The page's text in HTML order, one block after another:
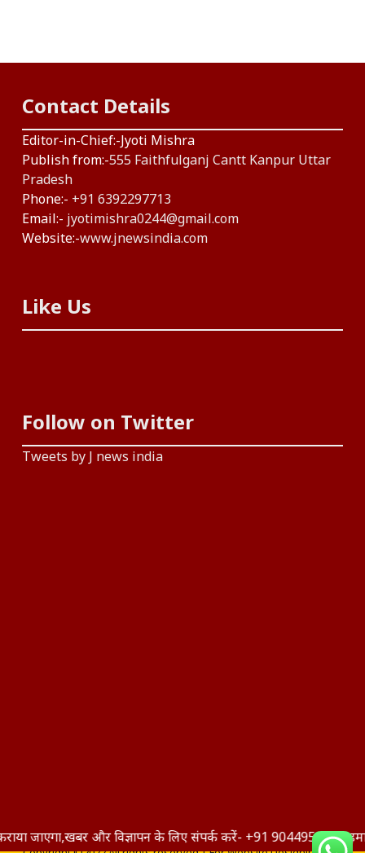
Contact Details
Editor-in-Chief:-Jyoti Mishra
Publish from:-555 Faithfulganj Cantt Kanpur Uttar
Pradesh
Phone:- +91 6392297713
Email:- jyotimishra0244@gmail.com
Website:-www.jnewsindia.com
Like Us
Follow on Twitter
Tweets by J news india
और विज्ञापन के लिए संपर्क करें- +91 9044953076,हमारे